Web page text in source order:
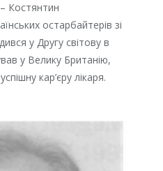
Костянтин
остарбайтерів зі
у Другу світову в
у Велику Британію,
кар’єру лікаря.